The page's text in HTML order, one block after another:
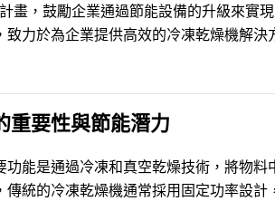
畫，鼓勵企業通過節能設備的升級來實
致力於為企業提供高效的冷凍乾燥機解
重要性與節能潛力
功能是通過冷凍和真空乾燥技術，將物
傳統的冷凍乾燥機通常採用固定功率設